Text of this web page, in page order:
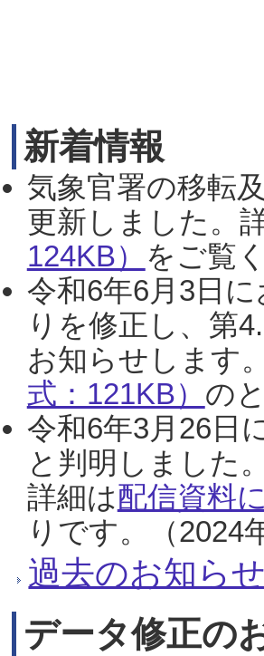
新着情報
気象官署の移転
更新しました。
124KB） をご覧
令和6年6月3日
りを修正し、第
お知らせします
式：121KB） の
令和6年3月26日
と判明しました
詳細は配信資料
りです。（2024
過去のお知らせ
データ修正の